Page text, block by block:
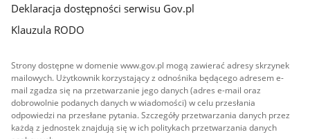
Deklaracja dostępności serwisu Gov.pl
Klauzula RODO
Strony dostępne w domenie www.gov.pl mogą zawierać adresy skrzynek
mailowych. Użytkownik korzystający z odnośnika będącego adresem e-
mail zgadza się na przetwarzanie jego danych (adres e-mail oraz
dobrowolnie podanych danych w wiadomości) w celu przesłania
odpowiedzi na przesłane pytania. Szczegóły przetwarzania danych przez
każdą z jednostek znajdują się w ich politykach przetwarzania danych